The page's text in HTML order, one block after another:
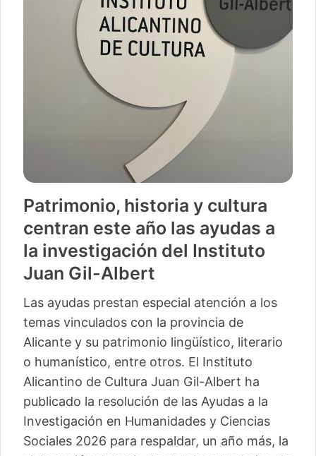
Patrimonio, historia y cultura
centran este año las ayudas a
la investigación del Instituto
Juan Gil-Albert
Las ayudas prestan especial atención a los
temas vinculados con la provincia de
Alicante y su patrimonio lingüístico, literario
o humanístico, entre otros. El Instituto
Alicantino de Cultura Juan Gil-Albert ha
publicado la resolución de las Ayudas a la
Investigación en Humanidades y Ciencias
Sociales 2026 para respaldar, un año más, la